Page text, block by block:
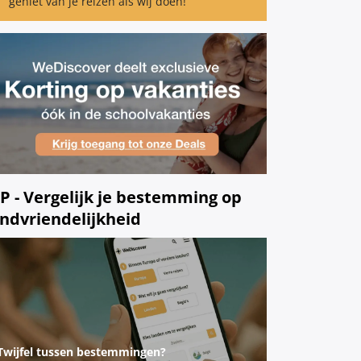
- Vergelijk je bestemming op
tussen bestemmingen?